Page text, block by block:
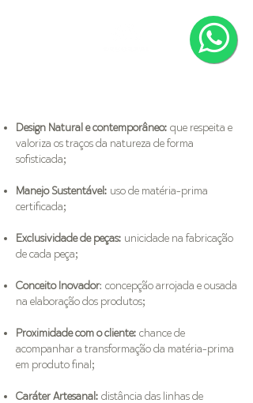
Design Natural e contemporâneo: que respeita e
valoriza os traços da natureza de forma
sofisticada;
Manejo Sustentável: uso de matéria-prima
certificada;
Exclusividade de peças: unicidade na fabricação
de cada peça;
Conceito Inovador: concepção arrojada e ousada
na elaboração dos produtos;
Proximidade com o cliente: chance de
acompanhar a transformação da matéria-prima
em produto final;
Caráter Artesanal: distância das linhas de